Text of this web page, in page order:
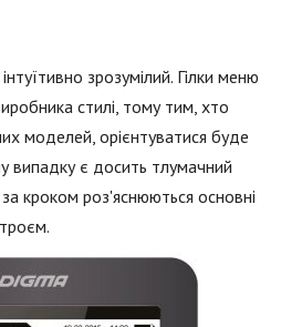
зрозумілий. Гілки меню
стилі, тому тим, хто
моделей, орієнтуватися буде
випадку є досить тлумачний
кроком роз'яснюються основні